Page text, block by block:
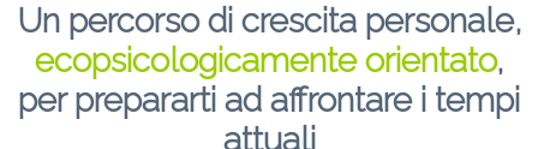
Un percorso di crescita personale,
ecopsicologicamente orientato,
per prepararti ad affrontare i tempi
attuali